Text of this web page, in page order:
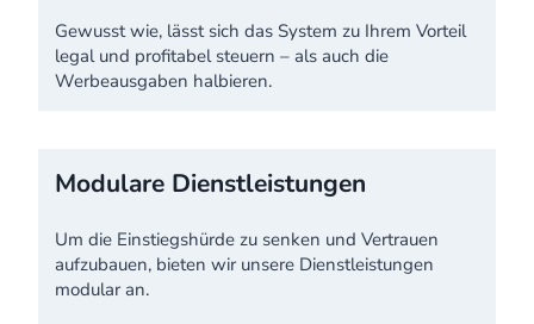
Gewusst wie, lässt sich das System zu Ihrem Vorteil
legal und profitabel steuern – als auch die
Werbeausgaben halbieren.
Modulare Dienstleistungen
Um die Einstiegshürde zu senken und Vertrauen
aufzubauen, bieten wir unsere Dienstleistungen
modular an.